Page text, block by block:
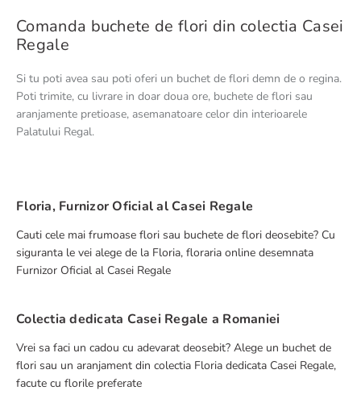
Comanda buchete de flori din colectia Casei
Regale
Si tu poti avea sau poti oferi un buchet de flori demn de o regina.
Poti trimite, cu livrare in doar doua ore, buchete de flori sau
aranjamente pretioase, asemanatoare celor din interioarele
Palatului Regal.
Floria, Furnizor Oficial al Casei Regale
Cauti cele mai frumoase flori sau buchete de flori deosebite? Cu
siguranta le vei alege de la Floria, floraria online desemnata
Furnizor Oficial al Casei Regale
Colectia dedicata Casei Regale a Romaniei
Vrei sa faci un cadou cu adevarat deosebit? Alege un buchet de
flori sau un aranjament din colectia Floria dedicata Casei Regale,
facute cu florile preferate